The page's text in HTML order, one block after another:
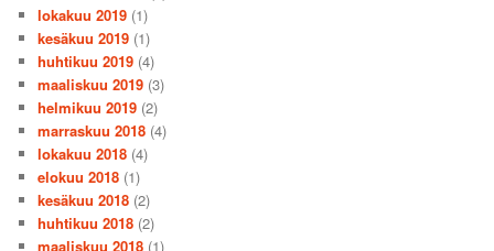
lokakuu 2019 (1)
kesäkuu 2019 (1)
huhtikuu 2019 (4)
maaliskuu 2019 (3)
helmikuu 2019 (2)
marraskuu 2018 (4)
lokakuu 2018 (4)
elokuu 2018 (1)
kesäkuu 2018 (2)
huhtikuu 2018 (2)
maaliskuu 2018 (1)